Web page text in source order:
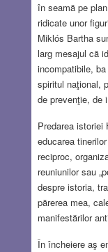
în seamă pe
ridicate unor
Miklós Bartha
larg mesajul că
incompatibile,
spiritul naţional,
de prevenţie, de
Predarea
educarea
reciproc,
reuniunilor sau
despre istoria,
părerea mea,
manifestărilor
În încheiere aş